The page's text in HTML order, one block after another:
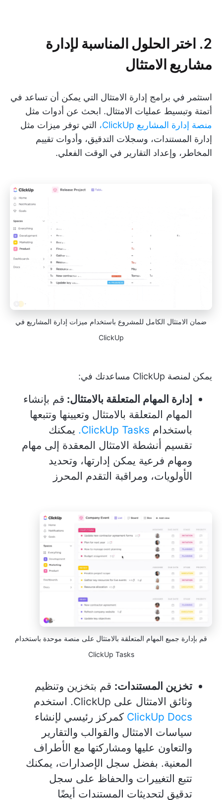
2. اختر الحلول المناسبة لإدارة
مشاريع الامتثال
استثمر في برامج إدارة الامتثال التي يمكن أن تساعد في
أتمتة وتبسيط عمليات الامتثال. ابحث عن أدوات مثل
منصة إدارة المشاريع ClickUp،
التي توفر ميزات مثل
إدارة المستندات، وسجلات التدقيق، وأدوات تقييم
المخاطر، وإعداد التقارير في الوقت الفعلي.
ضمان الامتثال الكامل للمشروع باستخدام ميزات إدارة المشاريع في
ClickUp
يمكن لمنصة ClickUp مساعدتك في:
إدارة المهام المتعلقة بالامتثال: قم بإنشاء
المهام المتعلقة بالامتثال وتعيينها وتتبعها
باستخدام ClickUp Tasks. يمكنك
تقسيم أنشطة الامتثال المعقدة إلى مهام
ومهام فرعية يمكن إدارتها، وتحديد
الأولويات، ومراقبة التقدم المحرز
قم بإدارة جميع المهام المتعلقة بالامتثال على منصة موحدة باستخدام
ClickUp Tasks
تخزين المستندات: قم بتخزين وتنظيم
وثائق الامتثال على ClickUp. استخدم
ClickUp Docs كمركز رئيسي لإنشاء
سياسات الامتثال والقوالب والتقارير
والتعاون عليها ومشاركتها مع الأطراف
المعنية. بفضل سجل الإصدارات، يمكنك
تتبع التغييرات والحفاظ على سجل
تدقيق لتحديثات المستندات أيضًا